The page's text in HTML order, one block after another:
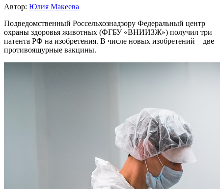
Автор: Юлия Макеева
Подведомственный Россельхознадзору Федеральный центр
охраны здоровья животных (ФГБУ «ВНИИЗЖ») получил три
патента РФ на изобретения. В числе новых изобретений – две
противоящурные вакцины.